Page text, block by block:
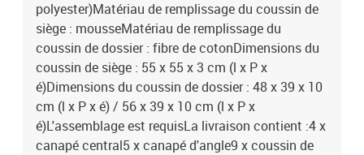
polyester)Matériau de remplissage du coussin de
siège : mousseMatériau de remplissage du
coussin de dossier : fibre de cotonDimensions du
coussin de siège : 55 x 55 x 3 cm (l x P x
é)Dimensions du coussin de dossier : 48 x 39 x 10
cm (l x P x é) / 56 x 39 x 10 cm (l x P x
é)L'assemblage est requisLa livraison contient :4 x
canapé central5 x canapé d'angle9 x coussin de